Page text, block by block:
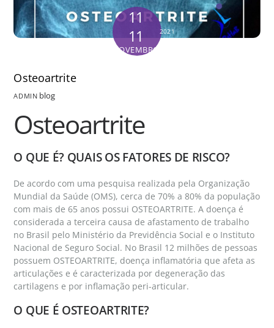
11
11
NOVEMBRO
2021
Osteoartrite
ADMIN blog
Osteoartrite
O QUE É? QUAIS OS FATORES DE RISCO?
De acordo com uma pesquisa realizada pela Organização
Mundial da Saúde (OMS), cerca de 70% a 80% da população
com mais de 65 anos possui OSTEOARTRITE. A doença é
considerada a terceira causa de afastamento de trabalho
no Brasil pelo Ministério da Previdência Social e o Instituto
Nacional de Seguro Social. No Brasil 12 milhões de pessoas
possuem OSTEOARTRITE, doença inflamatória que afeta as
articulações e é caracterizada por degeneração das
cartilagens e por inflamação peri-articular.
O QUE É OSTEOARTRITE?